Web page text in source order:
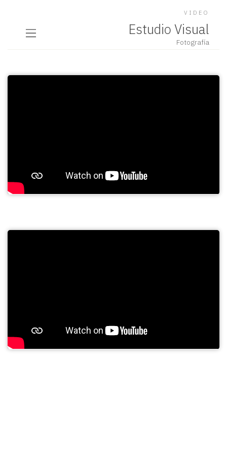
VIDEO
Estudio Visual
Fotografía